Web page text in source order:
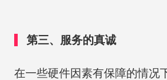
第三、服务的真诚
在一些硬件因素有保障的情况